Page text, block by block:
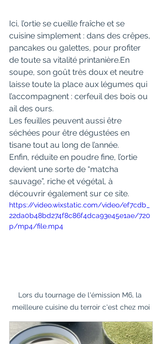
Ici, l’ortie se cueille fraîche et se
cuisine simplement : dans des crêpes,
pancakes ou galettes, pour profiter
de toute sa vitalité printanière.En
soupe, son goût très doux et neutre
laisse toute la place aux légumes qui
l’accompagnent : cerfeuil des bois ou
ail des ours.
Les feuilles peuvent aussi être
séchées pour être dégustées en
tisane tout au long de l’année.
Enfin, réduite en poudre fine, l’ortie
devient une sorte de “matcha
sauvage”, riche et végétal, à
découvrir également sur ce site.
https://video.wixstatic.com/video/ef7cdb_
22da0b48bd274f8c86f4dca93e45e1ae/720
p/mp4/file.mp4
Lors du tournage de l'émission M6, la
meilleure cuisine du terroir c'est chez moi